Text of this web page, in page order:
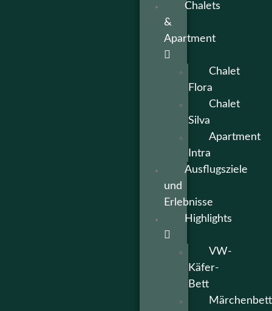
Chalets
&
Apartment
Chalet
Flora
Chalet
Silva
Apartment
Intra
Ausflugsziele
und
Erlebnisse
Highlights
VW-
Käfer-
Bett
Märchenbett